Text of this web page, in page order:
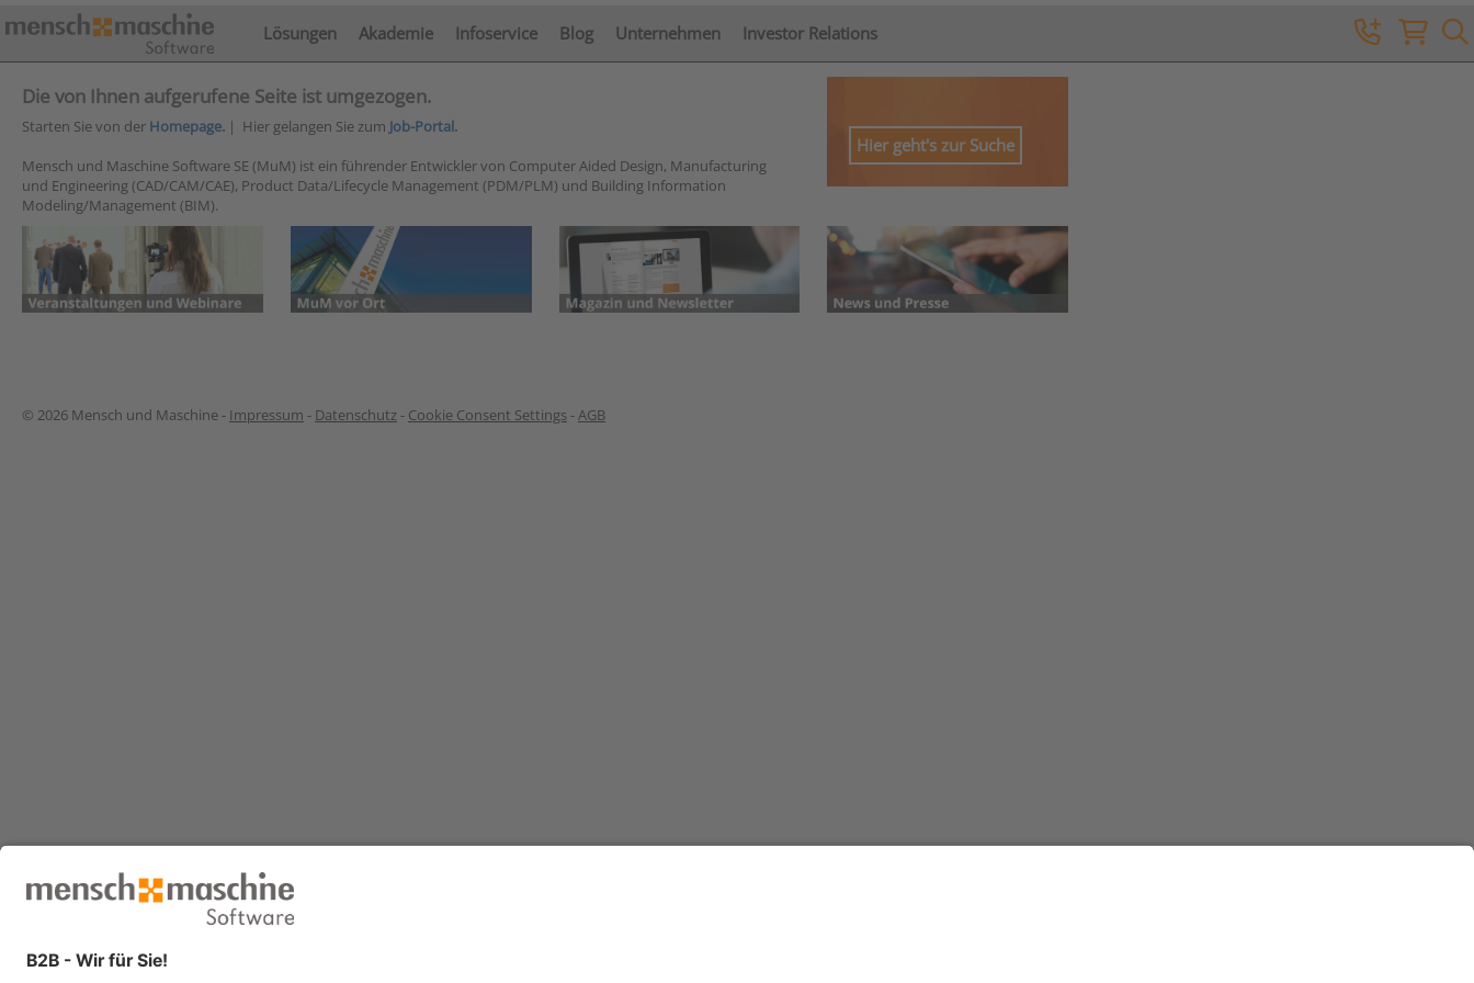
Lösungen Akademie Infoservice Blog Unternehmen Investor Relations
Die von Ihnen aufgerufene Seite ist umgezogen.
Starten Sie von der Homepage. | Hier gelangen Sie zum Job-Portal.
Mensch und Maschine Software SE (MuM) ist ein führender Entwickler von Computer Aided Design, Manufacturing
und Engineering (CAD/CAM/CAE), Product Data/Lifecycle Management (PDM/PLM) und Building Information
Modeling/Management (BIM).
Hier geht's zur Suche
© 2026 Mensch und Maschine - Impressum - Datenschutz- Cookie Consent Settings-AGB